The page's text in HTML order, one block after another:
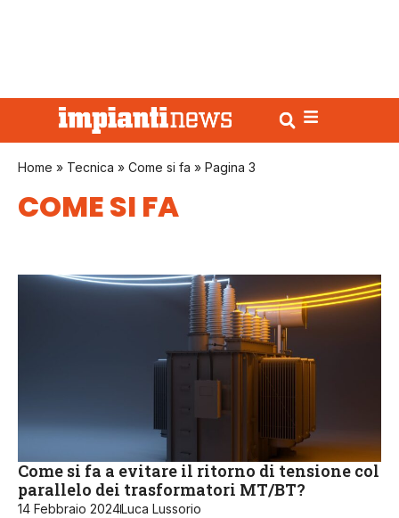
Home » Tecnica » Come si fa » Pagina 3
COME SI FA
Come si fa a evitare il ritorno di tensione col
parallelo dei trasformatori MT/BT?
14 Febbraio 2024Luca Lussorio